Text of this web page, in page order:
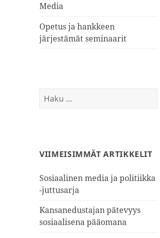
Media
Opetus ja hankkeen
järjestämät seminaarit
Haku:
VIIMEISIMMÄT ARTIKKELIT
Sosiaalinen media ja politiikka
-juttusarja
Kansanedustajan pätevyys
sosiaalisena pääomana